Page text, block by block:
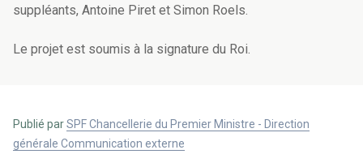
suppléants, Antoine Piret et Simon Roels.
Le projet est soumis à la signature du Roi.
Publié parSPF Chancellerie du Premier Ministre - Direction
générale Communication externe